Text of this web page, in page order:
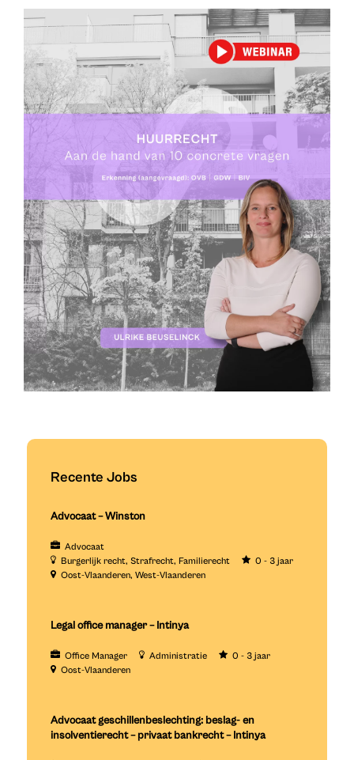
Recente Jobs
Advocaat – Winston
Advocaat
Burgerlijk recht Strafrecht Familierecht
0 - 3 jaar
Oost-Vlaanderen West-Vlaanderen
Legal office manager – Intinya
Office Manager Administratie
0 - 3 jaar
Oost-Vlaanderen
Advocaat geschillenbeslechting: beslag- en
insolventierecht – privaat bankrecht – Intinya